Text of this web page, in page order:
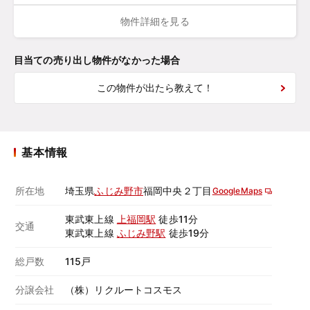
物件詳細を見る
目当ての売り出し物件がなかった場合
この物件が出たら教えて！
基本情報
所在地 埼玉県ふじみ野市福岡中央２丁目 GoogleMaps
交通
東武東上線 上福岡駅 徒歩11分
東武東上線 ふじみ野駅 徒歩19分
総戸数 115戸
分譲会社 （株）リクルートコスモス